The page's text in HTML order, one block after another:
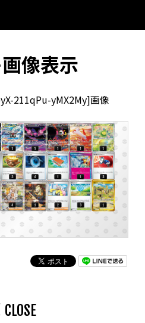
像表示
211qPu-yMX2My]画像
CLOSE